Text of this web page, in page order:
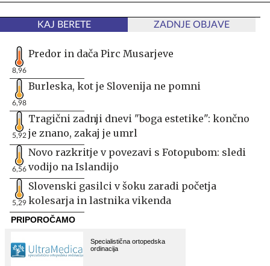
KAJ BERETE ZADNJE OBJAVE
8,96
Predor in dača Pirc Musarjeve
6,98
Burleska, kot je Slovenija ne pomni
5,92
Tragični zadnji dnevi "boga estetike": končno
je znano, zakaj je umrl
6,56
Novo razkritje v povezavi s Fotopubom: sledi
vodijo na Islandijo
5,29
Slovenski gasilci v šoku zaradi početja
kolesarja in lastnika vikenda